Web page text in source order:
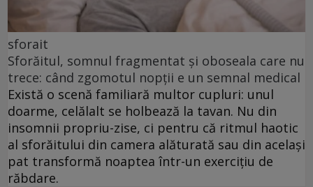
sforait
Sforăitul, somnul fragmentat și oboseala care nu
trece: când zgomotul nopții e un semnal medical
Există o scenă familiară multor cupluri: unul
doarme, celălalt se holbează la tavan. Nu din
insomnii propriu-zise, ci pentru că ritmul haotic
al sforăitului din camera alăturată sau din același
pat transformă noaptea într-un exercițiu de
răbdare.